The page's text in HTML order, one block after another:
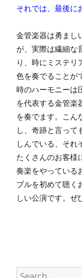
それでは、最後に
金管楽器は勇まし
が、実際は繊細な
り、時にミステリ
色を奏でることが
時のハーモニーは
を代表する金管楽
を奏でます。こん
し、奇跡と言って
しんでいる、それ
たくさんのお客様
奏楽をやっている
ブルを初めて聴く
しい公演です。ぜ
Search